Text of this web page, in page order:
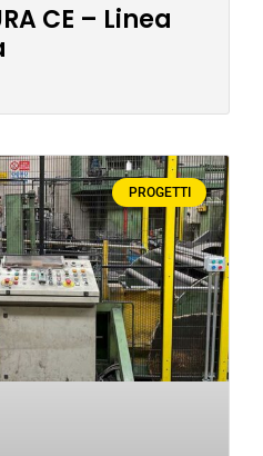
CE – Linea
PROGETTI